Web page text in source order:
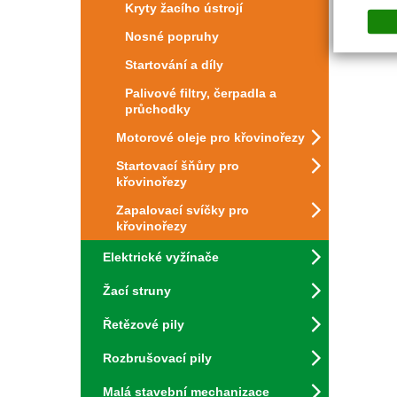
Kryty žacího ústrojí
Nosné popruhy
Startování a díly
Palivové filtry, čerpadla a
průchodky
Motorové oleje pro křovinořezy
Startovací šňůry pro
křovinořezy
Zapalovací svíčky pro
křovinořezy
Elektrické vyžínače
Žací struny
Řetězové pily
Rozbrušovací pily
Malá stavební mechanizace